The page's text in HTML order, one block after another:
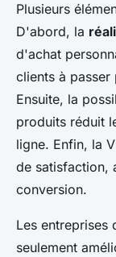
Plusieurs
D'abord, la
d'achat
clients à passer
Ensuite, la
produits réduit
ligne. Enfin, la
de satisfaction,
conversion.
Les entreprises
seulement